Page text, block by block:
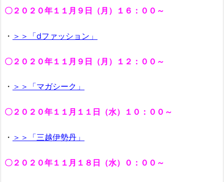
〇２０２０年１１月９日（月）１６：００～
・ ＞＞「dファッション」
〇２０２０年１１月９日（月）１２：００～
・ ＞＞「マガシーク」
〇２０２０年１１月１１日（水）１０：００～
・ ＞＞「三越伊勢丹」
〇２０２０年１１月１８日（水）０：００～